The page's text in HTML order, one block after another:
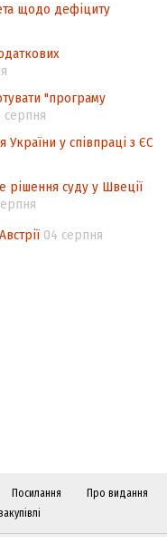
щодо дефіциту
"програму
серпня
у співпраці з ЄС
рішення суду у Швеції
04 серпня
Посилання
Про видання